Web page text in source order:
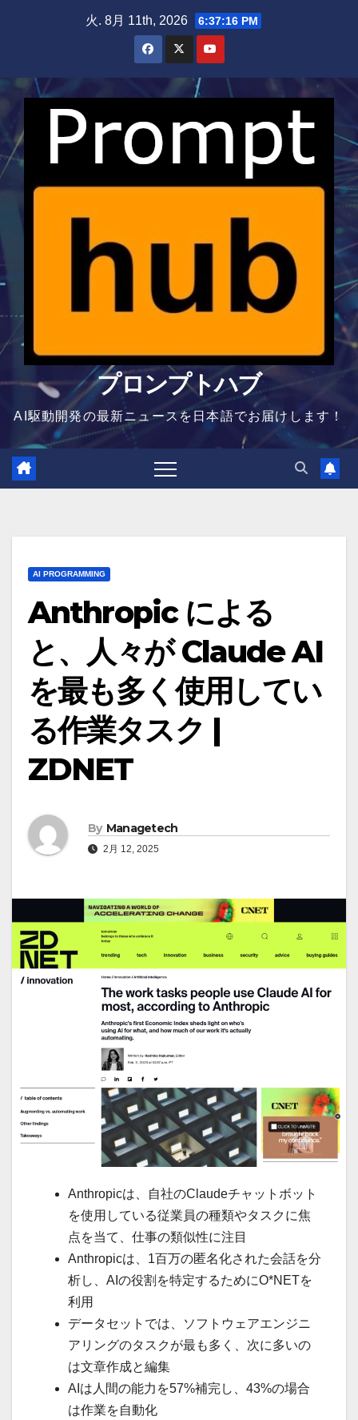
火. 8月 11th, 2026 6:37:17 PM
プロンプトハブ
AI駆動開発の最新ニュースを日本語でお届けします！
AI PROGRAMMING
Anthropic による
と、人々が Claude AI
を最も多く使用してい
る作業タスク |
ZDNET
By Managetech
2月 12, 2025
Anthropicは、自社のClaudeチャットボット
を使用している従業員の種類やタスクに焦
点を当て、仕事の類似性に注目
Anthropicは、1百万の匿名化された会話を分
析し、AIの役割を特定するためにO*NETを
利用
データセットでは、ソフトウェアエンジニ
アリングのタスクが最も多く、次に多いの
は文章作成と編集
AIは人間の能力を57%補完し、43%の場合
は作業を自動化